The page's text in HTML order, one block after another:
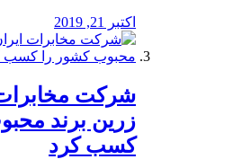
اکتبر 21, 2019
شرکت
زرین برند
کسب کرد